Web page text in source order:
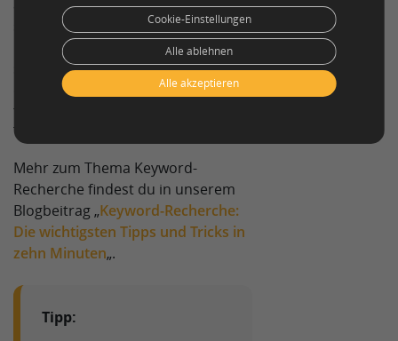
auf „Metalldach Installation“ oder
sogar „Metalldach Installation in
Chicago“ optimieren. Solche
spezifischen Suchbegriffe spiegeln
eine klare Suchintention wider und
führen häufig zu qualifizierterem
Traffic.
Mehr zum Thema Keyword-
Recherche findest du in unserem
Blogbeitrag „Keyword-Recherche:
Die wichtigsten Tipps und Tricks in
zehn Minuten„.
Tipp:
Alle akzeptieren
Alle ablehnen
Cookie-Einstellungen